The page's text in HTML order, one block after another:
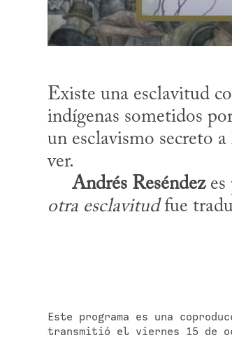
Existe una esclavitud
indígenas sometidos
un esclavismo secreto
ver.
Andrés Reséndez es
otra esclavitud fue
Este programa es una
transmitió el viernes 15 de